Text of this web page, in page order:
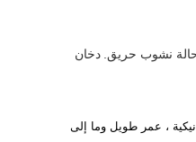
نشوب حريق. دخان
، عمر طويل وما إلى